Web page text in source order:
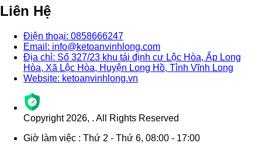
Liên Hệ
Điện thoại: 0858666247
Email: info@ketoanvinhlong.com
Địa chỉ: Số 327/23 khu tái định cư Lộc Hòa, Ấp Long
Hòa, Xã Lộc Hòa, Huyện Long Hồ, Tỉnh Vĩnh Long
Website: ketoanvinhlong.vn
Copyright 2026, . All Rights Reserved
Giờ làm việc : Thứ 2 - Thứ 6, 08:00 - 17:00